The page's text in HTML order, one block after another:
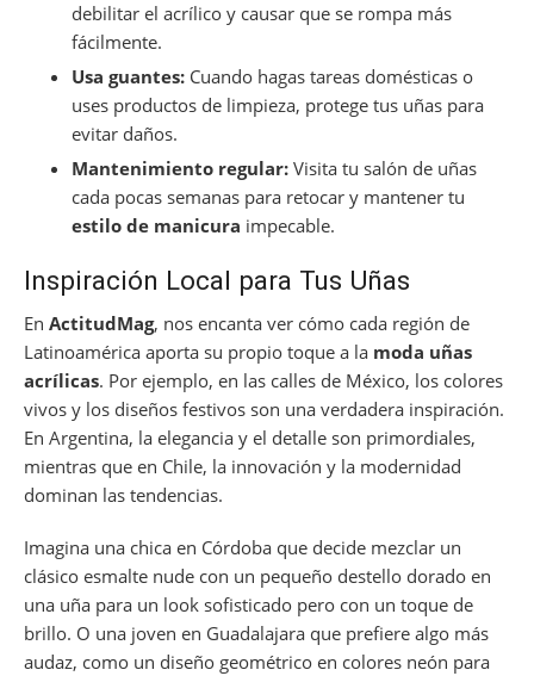
debilitar el acrílico y causar que se rompa más
fácilmente.
Usa guantes: Cuando hagas tareas domésticas o
uses productos de limpieza, protege tus uñas para
evitar daños.
Mantenimiento regular: Visita tu salón de uñas
cada pocas semanas para retocar y mantener tu
estilo de manicura impecable.
Inspiración Local para Tus Uñas
En ActitudMag, nos encanta ver cómo cada región de
Latinoamérica aporta su propio toque a la moda uñas
acrílicas. Por ejemplo, en las calles de México, los colores
vivos y los diseños festivos son una verdadera inspiración.
En Argentina, la elegancia y el detalle son primordiales,
mientras que en Chile, la innovación y la modernidad
dominan las tendencias.
Imagina una chica en Córdoba que decide mezclar un
clásico esmalte nude con un pequeño destello dorado en
una uña para un look sofisticado pero con un toque de
brillo. O una joven en Guadalajara que prefiere algo más
audaz, como un diseño geométrico en colores neón para